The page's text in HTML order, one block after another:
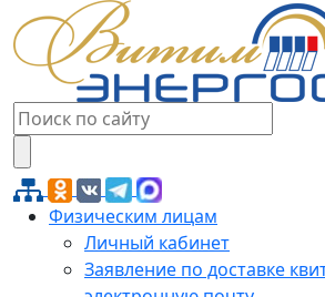
Физическим лицам
Личный кабинет
Заявление по доставке